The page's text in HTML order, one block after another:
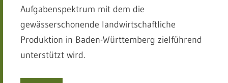
Aufgabenspektrum mit dem die
gewässerschonende landwirtschaftliche
Produktion in Baden-Württemberg zielführend
unterstützt wird.